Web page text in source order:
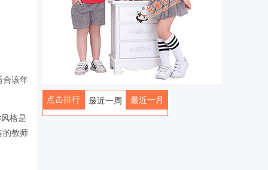
合该年
格是
的教师
点击排行 最近一周 最近一月